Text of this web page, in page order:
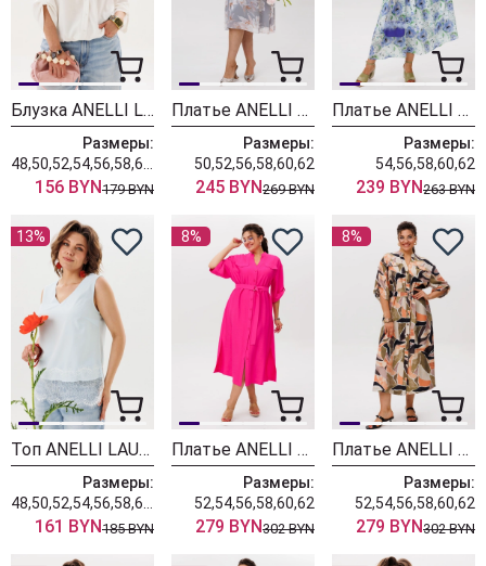
Блузка ANELLI LAUREL 1861 белый лепесток
Размеры:
156 BYN179 BYN
Платье ANELLI LAUREL 1898 пепельный цветок
Размеры:
50,52,56,58,60,62
245 BYN269 BYN
Платье ANELLI LAUREL 1897 васильки
Размеры:
54,56,58,60,62
239 BYN263 BYN
13%
Топ ANELLI LAUREL 1664 голубой кристалл
Размеры:
161 BYN185 BYN
8%
Платье ANELLI LAUREL 1541 малиновое варенье
Размеры:
52,54,56,58,60,62
279 BYN302 BYN
8%
Платье ANELLI LAUREL 1541 мозайка
Размеры:
52,54,56,58,60,62
279 BYN302 BYN